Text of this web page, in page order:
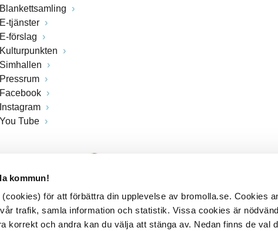
kommun!
för att förbättra din upplevelse av bromolla.se. Cookies
trafik, samla information och statistik. Vissa cookies är
korrekt och andra kan du välja att stänga av. Nedan finns de val
Blankettsamling
E-tjänster
E-förslag
Kulturpunkten
Simhallen
Pressrum
Facebook
Instagram
You Tube